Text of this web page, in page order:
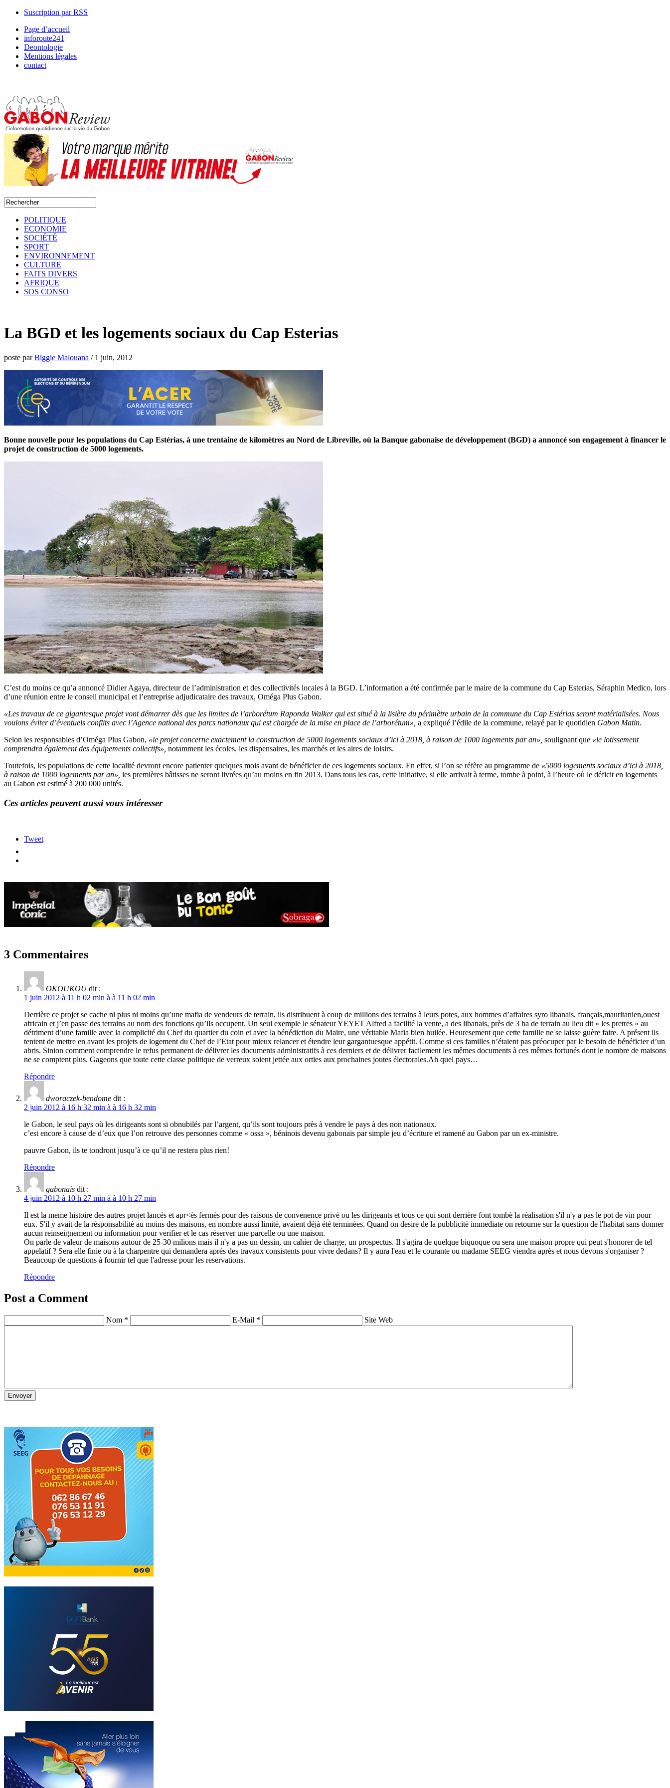
Suscription par RSS
Page d’accueil
inforoute241
Deontologie
Mentions légales
contact
POLITIQUE
ECONOMIE
SOCIÉTÉ
SPORT
ENVIRONNEMENT
CULTURE
FAITS DIVERS
AFRIQUE
SOS CONSO
La BGD et les logements sociaux du Cap Esterias
poste parBiggie Malouana / 1 juin, 2012
Bonne nouvelle pour les populations du Cap Estérias, à une trentaine de kilomètres au Nord de Libreville, où la Banque gabonaise de développement (BGD) a annoncé son engagement à financer le
projet de construction de 5000 logements.
C’est du moins ce qu’a annoncé Didier Agaya, directeur de l’administration et des collectivités locales à la BGD. L’information a été confirmée par le maire de la commune du Cap Esterias, Séraphin Medico, lors
d’une réunion entre le conseil municipal et l’entreprise adjudicataire des travaux, Oméga Plus Gabon.
«Les travaux de ce gigantesque projet vont démarrer dès que les limites de l’arborétum Raponda Walker qui est situé à la lisière du périmètre urbain de la commune du Cap Estérias seront matérialisées. Nous
voulons éviter d’éventuels conflits avec l’Agence national des parcs nationaux qui est chargée de la mise en place de l’arborétum», a expliqué l’édile de la commune, relayé par le quotidien Gabon Matin.
Selon les responsables d’Oméga Plus Gabon, «le projet concerne exactement la construction de 5000 logements sociaux d’ici à 2018, à raison de 1000 logements par an», soulignant que «le lotissement
comprendra également des équipements collectifs», notamment les écoles, les dispensaires, les marchés et les aires de loisirs.
Toutefois, les populations de cette localité devront encore patienter quelques mois avant de bénéficier de ces logements sociaux. En effet, si l’on se réfère au programme de «5000 logements sociaux d’ici à 2018,
à raison de 1000 logements par an», les premières bâtisses ne seront livrées qu’au moins en fin 2013. Dans tous les cas, cette initiative, si elle arrivait à terme, tombe à point, à l’heure où le déficit en logements
au Gabon est estimé à 200 000 unités.
Ces articles peuvent aussi vous intéresser
Tweet
3 Commentaires
OKOUKOU dit :
1 juin 2012 à 11 h 02 min à à 11 h 02 min
Derrière ce projet se cache ni plus ni moins qu’une mafia de vendeurs de terrain, ils distribuent à coup de millions des terrains à leurs potes, aux hommes d’affaires syro libanais, français,mauritanien,ouest
africain et j’en passe des terrains au nom des fonctions qu’ils occupent. Un seul exemple le sénateur YEYET Alfred a facilité la vente, a des libanais, près de 3 ha de terrain au lieu dit « les pretres » au
détriment d’une famille avec la complicité du Chef du quartier du coin et avec la bénédiction du Maire, une véritable Mafia bien huilée. Heuresement que cette famille ne se laisse guère faire. A présent ils
tentent de mettre en avant les projets de logement du Chef de l’Etat pour mieux relancer et étendre leur gargantuesque appétit. Comme si ces familles n’étaient pas préocuper par le besoin de bénéficier d’un
abris. Sinion comment comprendre le refus permanent de délivrer les documents administratifs à ces derniers et de délivrer facilement les mêmes documents à ces mêmes fortunés dont le nombre de maisons
ne se comptent plus. Gageons que toute cette classe politique de verreux soient jettée aux orties aux prochaines joutes électorales.Ah quel pays…
Répondre
dworaczek-bendome dit :
2 juin 2012 à 16 h 32 min à à 16 h 32 min
le Gabon, le seul pays où les dirigeants sont si obnubilés par l’argent, qu’ils sont toujours près à vendre le pays à des non nationaux.
c’est encore à cause de d’eux que l’on retrouve des personnes comme « ossa », béninois devenu gabonais par simple jeu d’écriture et ramené au Gabon par un ex-ministre.
pauvre Gabon, ils te tondront jusqu’à ce qu’il ne restera plus rien!
Répondre
gabonais dit :
4 juin 2012 à 10 h 27 min à à 10 h 27 min
Il est la meme histoire des autres projet lancés et apr<ès fermès pour des raisons de convenence privè ou les dirigeants et tous ce qui sont derrière font tombè la réalisation s'il n'y a pas le pot de vin pour
eux. S'il y avait de la résponsabilitè au moins des maisons, en nombre aussi limitè, avaient déjà été terminèes. Quand on desire de la pubblicitè immediate on retourne sur la question de l'habitat sans donner
aucun reinseignement ou information pour verifier et le cas réserver une parcelle ou une maison.
On parle de valeur de maisons autour de 25-30 milions mais il n'y a pas un dessin, un cahier de charge, un prospectus. Il s'agira de quelque biquoque ou sera une maison propre qui peut s'honorer de tel
appelatif ? Sera elle finie ou à la charpentre qui demandera après des travaux consistents pour vivre dedans? Il y aura l'eau et le courante ou madame SEEG viendra après et nous devons s'organiser ?
Beaucoup de questions à fournir tel que l'adresse pour les reservations.
Répondre
Post a Comment
Nom * E-Mail * Site Web